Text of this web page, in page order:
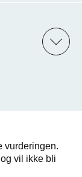
vurderingen.
vil ikke bli